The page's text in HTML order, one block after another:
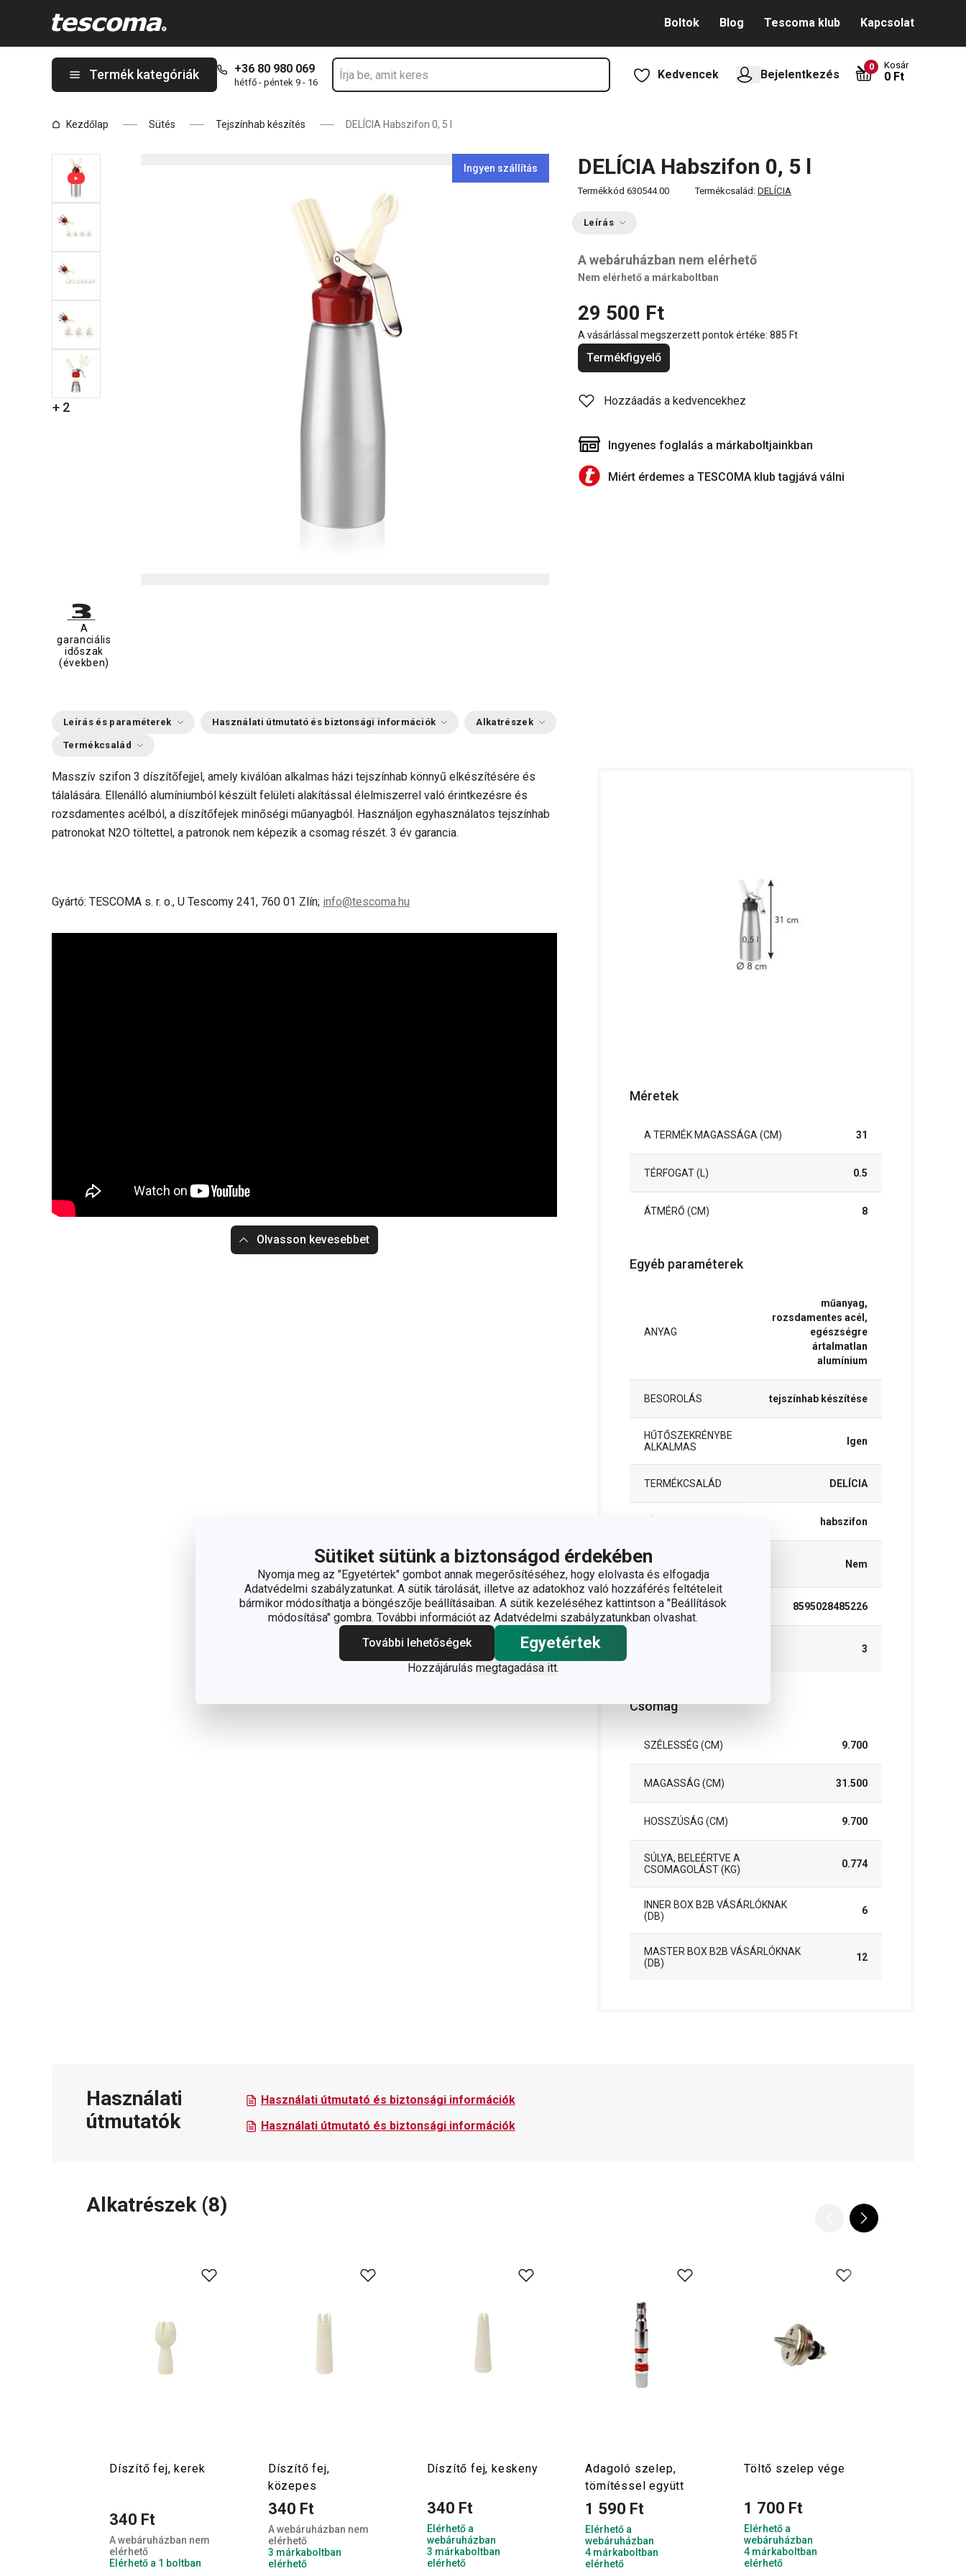
Sütiket sütünk a biztonságod érdekében
Nyomja meg az "Egyetértek" gombot annak megerősítéséhez, hogy elolvasta és elfogadja
Adatvédelmi szabályzatunkat. A sütik tárolását, illetve az adatokhoz való hozzáférés feltételeit
bármikor módosíthatja a böngészője beállításaiban. A sütik kezeléséhez kattintson a "Beállítások
módosítása" gombra. További információt az Adatvédelmi szabályzatunkban olvashat.
További lehetőségek
Egyetértek
Hozzájárulás megtagadása itt.
Boltok Blog Tescoma klub Kapcsolat
Termék kategóriák +36 80 980 069
hétfő - péntek 9 - 16
Kedvencek Bejelentkezés
0 Kosár
0 Ft
Kezdőlap Sütés Tejszínhab készítés DELÍCIA Habszifon 0, 5 l
+ 2
Ingyen szállítás DELÍCIA Habszifon 0, 5 l
Termékkód 630544.00 Termékcsalád: DELÍCIA
Leírás
A webáruházban nem elérhető
Nem elérhető a márkaboltban
29 500 Ft
A vásárlással megszerzett pontok értéke: 885 Ft
Termékfigyelő
Hozzáadás a kedvencekhez
Ingyenes foglalás a márkaboltjainkban
Miért érdemes a TESCOMA klub tagjává válni
A
garanciális
időszak
(években)
Leírás és paraméterek Használati útmutató és biztonsági információk Alkatrészek
Termékcsalád
Masszív szifon 3 díszítőfejjel, amely kiválóan alkalmas házi tejszínhab könnyű elkészítésére és
tálalására. Ellenálló alumíniumból készült felületi alakítással élelmiszerrel való érintkezésre és
rozsdamentes acélból, a díszítőfejek minőségi műanyagból. Használjon egyhasználatos tejszínhab
patronokat N2O töltettel, a patronok nem képezik a csomag részét. 3 év garancia.
Gyártó: TESCOMA s. r. o., U Tescomy 241, 760 01 Zlín; info@tescoma.hu
Olvasson kevesebbet
Méretek
A TERMÉK MAGASSÁGA (CM) 31
TÉRFOGAT (L) 0.5
ÁTMÉRŐ (CM) 8
Egyéb paraméterek
ANYAG
műanyag,
rozsdamentes acél,
egészségre
ártalmatlan
alumínium
BESOROLÁS tejszínhab készítése
HŰTŐSZEKRÉNYBE
ALKALMAS
Igen
TERMÉKCSALÁD DELÍCIA
habszifon
TISZTÍTÁS
MOSOGATÓGÉPBEN
Nem
EAN 8595028485226
3
Csomag
SZÉLESSÉG (CM) 9.700
MAGASSÁG (CM) 31.500
HOSSZÚSÁG (CM) 9.700
SÚLYA, BELEÉRTVE A
CSOMAGOLÁST (KG)
0.774
INNER BOX B2B VÁSÁRLÓKNAK
(DB)
6
MASTER BOX B2B VÁSÁRLÓKNAK
(DB)
12
Használati
útmutatók
Használati útmutató és biztonsági információk
Használati útmutató és biztonsági információk
Alkatrészek(8)
Díszítő fej, kerek
340 Ft
A webáruházban nem
elérhető
Elérhető a 1 boltban
Díszítő fej,
közepes
340 Ft
A webáruházban nem
elérhető
3 márkaboltban
elérhető
Díszítő fej, keskeny
340 Ft
Elérhető a
webáruházban
3 márkaboltban
elérhető
Adagoló szelep,
tömítéssel együtt
1 590 Ft
Elérhető a
webáruházban
4 márkaboltban
elérhető
Töltő szelep vége
1 700 Ft
Elérhető a
webáruházban
4 márkaboltban
elérhető